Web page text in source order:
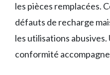
les pièces remplacées.
défauts de recharge
les utilisations
conformité